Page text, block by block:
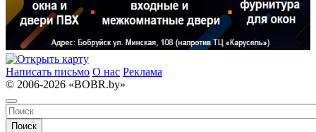
Написать письмо О нас Реклама
© 2006-2026 «BOBR.by»
Поиск